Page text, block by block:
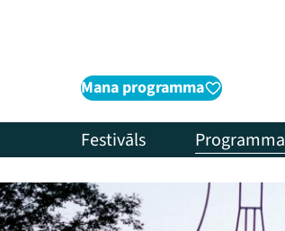
Mana programma
Festivāls Programma